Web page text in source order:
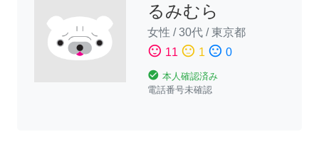
るみむら
女性 /30代 /東京都
sentiment_satisfied 11 sentiment_neutral 1 sentiment_dissatisfied 0
check_circle 本人確認済み
電話番号未確認